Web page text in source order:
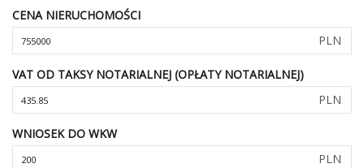
CENA NIERUCHOMOŚCI
PLN
VAT OD TAKSY NOTARIALNEJ (OPŁATY NOTARIALNEJ)
PLN
WNIOSEK DO WKW
PLN